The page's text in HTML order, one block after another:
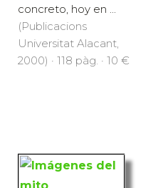
concreto, hoy en ...
(Publicacions
Universitat Alacant,
2000) · 118 pàg. · 10 €